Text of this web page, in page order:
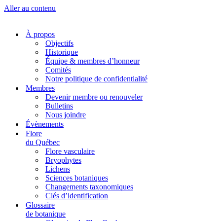
Aller au contenu
À propos
Objectifs
Historique
Équipe & membres d’honneur
Comités
Notre politique de confidentialité
Membres
Devenir membre ou renouveler
Bulletins
Nous joindre
Évènements
Flore
du Québec
Flore vasculaire
Bryophytes
Lichens
Sciences botaniques
Changements taxonomiques
Clés d’identification
Glossaire
de botanique